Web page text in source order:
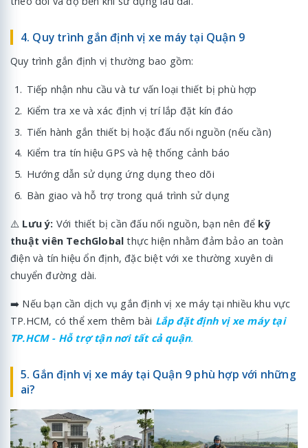
4. Quy trình gắn định vị xe máy tại Quận 9
Quy trình gắn định vị thường bao gồm:
Tiếp nhận nhu cầu và tư vấn loại thiết bị phù hợp
Kiểm tra xe và xác định vị trí lắp đặt kín đáo
Tiến hành gắn thiết bị hoặc đấu nối nguồn (nếu cần)
Kiểm tra tín hiệu GPS và hệ thống cảnh báo
Hướng dẫn sử dụng ứng dụng theo dõi
Bàn giao và hỗ trợ trong quá trình sử dụng
⚠️ Lưu ý: Với thiết bị cần đấu nối nguồn, bạn nên để kỹ
thuật viên TechGlobal thực hiện nhằm đảm bảo an toàn
điện và tín hiệu ổn định, đặc biệt với xe thường xuyên di
chuyển đường dài.
➡️ Nếu bạn cần dịch vụ gắn định vị xe máy tại nhiều khu vực
TP.HCM, có thể xem thêm bài Lắp đặt định vị xe máy tại
TP.HCM - Hỗ trợ tận nơi tất cả quận.
5. Gắn định vị xe máy tại Quận 9 phù hợp với những
ai?